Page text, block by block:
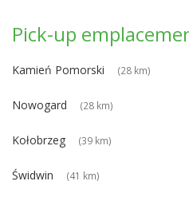
Pick-up
Kamień Pomorski (28 km)
Nowogard (28 km)
Kołobrzeg (39 km)
Świdwin (41 km)